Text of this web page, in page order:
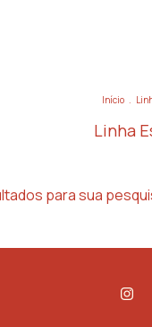
Início .
Linha
para sua